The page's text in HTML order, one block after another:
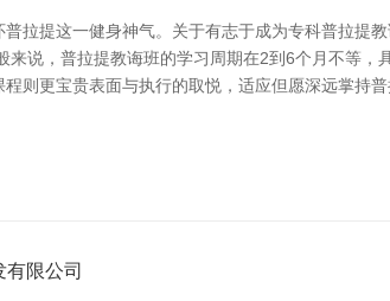
拉提这一健身神气。关于有志于成为专科普拉提
说，普拉提教诲班的学习周期在2到6个月不等
则更宝贵表面与执行的取悦，适应但愿深远掌持
限公司